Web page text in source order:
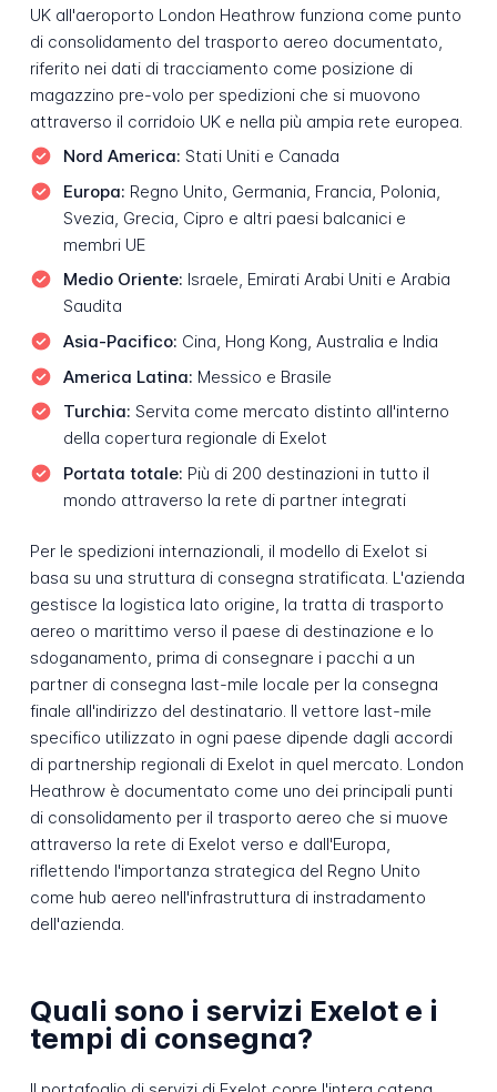
UK all'aeroporto London Heathrow funziona come punto
di consolidamento del trasporto aereo documentato,
riferito nei dati di tracciamento come posizione di
magazzino pre-volo per spedizioni che si muovono
attraverso il corridoio UK e nella più ampia rete europea.
Nord America: Stati Uniti e Canada
Europa: Regno Unito, Germania, Francia, Polonia,
Svezia, Grecia, Cipro e altri paesi balcanici e
membri UE
Medio Oriente: Israele, Emirati Arabi Uniti e Arabia
Saudita
Asia-Pacifico: Cina, Hong Kong, Australia e India
America Latina: Messico e Brasile
Turchia: Servita come mercato distinto all'interno
della copertura regionale di Exelot
Portata totale: Più di 200 destinazioni in tutto il
mondo attraverso la rete di partner integrati
Per le spedizioni internazionali, il modello di Exelot si
basa su una struttura di consegna stratificata. L'azienda
gestisce la logistica lato origine, la tratta di trasporto
aereo o marittimo verso il paese di destinazione e lo
sdoganamento, prima di consegnare i pacchi a un
partner di consegna last-mile locale per la consegna
finale all'indirizzo del destinatario. Il vettore last-mile
specifico utilizzato in ogni paese dipende dagli accordi
di partnership regionali di Exelot in quel mercato. London
Heathrow è documentato come uno dei principali punti
di consolidamento per il trasporto aereo che si muove
attraverso la rete di Exelot verso e dall'Europa,
riflettendo l'importanza strategica del Regno Unito
come hub aereo nell'infrastruttura di instradamento
dell'azienda.
Quali sono i servizi Exelot e i
tempi di consegna?